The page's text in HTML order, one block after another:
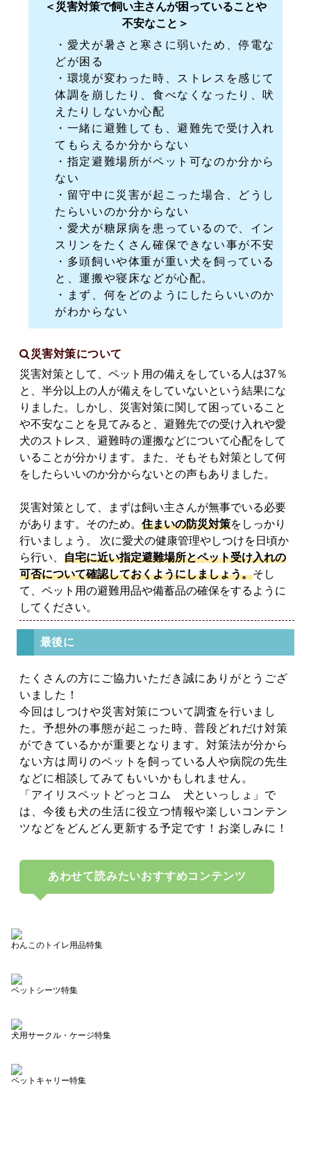
＜災害対策で飼い主さんが困っていることや
不安なこと＞
・愛犬が暑さと寒さに弱いため、停電な
どが困る
・環境が変わった時、ストレスを感じて
体調を崩したり、食べなくなったり、吠
えたりしないか心配
・一緒に避難しても、避難先で受け入れ
てもらえるか分からない
・指定避難場所がペット可なのか分から
ない
・留守中に災害が起こった場合、どうし
たらいいのか分からない
・愛犬が糖尿病を患っているので、イン
スリンをたくさん確保できない事が不安
・多頭飼いや体重が重い犬を飼っている
と、運搬や寝床などが心配。
・まず、何をどのようにしたらいいのか
がわからない
災害対策について
災害対策として、ペット用の備えをしている人は37％
と、半分以上の人が備えをしていないという結果にな
りました。しかし、災害対策に関して困っていること
や不安なことを見てみると、避難先での受け入れや愛
犬のストレス、避難時の運搬などについて心配をして
いることが分かります。また、そもそも対策として何
をしたらいいのか分からないとの声もありました。
災害対策として、まずは飼い主さんが無事でいる必要
があります。そのため。住まいの防災対策をしっかり
行いましょう。 次に愛犬の健康管理やしつけを日頃か
ら行い、自宅に近い指定避難場所とペット受け入れの
可否について確認しておくようにしましょう。そし
て、ペット用の避難用品や備蓄品の確保をするように
してください。
最後に
たくさんの方にご協力いただき誠にありがとうござ
いました！
今回はしつけや災害対策について調査を行いまし
た。予想外の事態が起こった時、普段どれだけ対策
ができているかが重要となります。対策法が分から
ない方は周りのペットを飼っている人や病院の先生
などに相談してみてもいいかもしれません。
「アイリスペットどっとコム 犬といっしょ」で
は、今後も犬の生活に役立つ情報や楽しいコンテン
ツなどをどんどん更新する予定です！お楽しみに！
あわせて読みたいおすすめコンテンツ
わんこのトイレ用品特集
ペットシーツ特集
犬用サークル・ケージ特集
ペットキャリー特集